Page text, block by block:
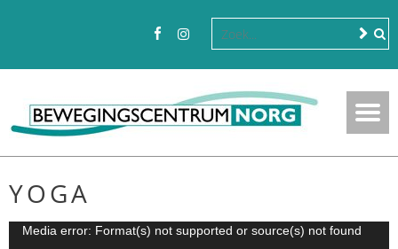
YOGA
Videospeler
Media error: Format(s) not supported or source(s) not found